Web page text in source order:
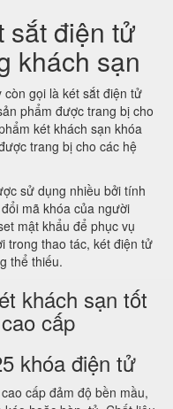
sắt điện tử
khách sạn
còn gọi là két sắt điện tử
phẩm được trang bị cho
két khách sạn khóa
trang bị cho các hệ
sử dụng nhiều bởi tính
mã khóa của người
mật khẩu để phục vụ
trong thao tác, két điện tử
thể thiếu.
khách sạn tốt
cấp
khóa điện tử
cấp đảm độ bền mầu,